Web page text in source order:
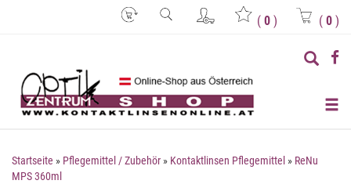
( 0 ) ( 0 )
Startseite » Pflegemittel / Zubehör » Kontaktlinsen Pflegemittel » ReNu
MPS 360ml